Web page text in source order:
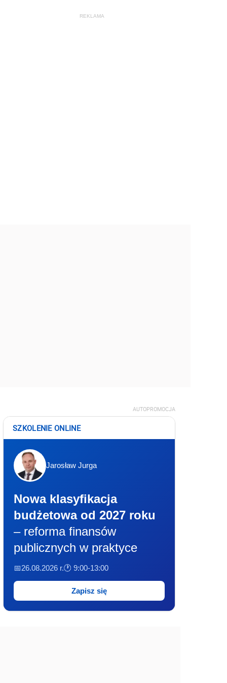
AUTOPROMOCJA
SZKOLENIE ONLINE
Jarosław Jurga
Nowa klasyfikacja
budżetowa od 2027 roku
– reforma finansów
publicznych w praktyce
📅26.08.2026 r.🕐 9:00-13:00
Zapisz się